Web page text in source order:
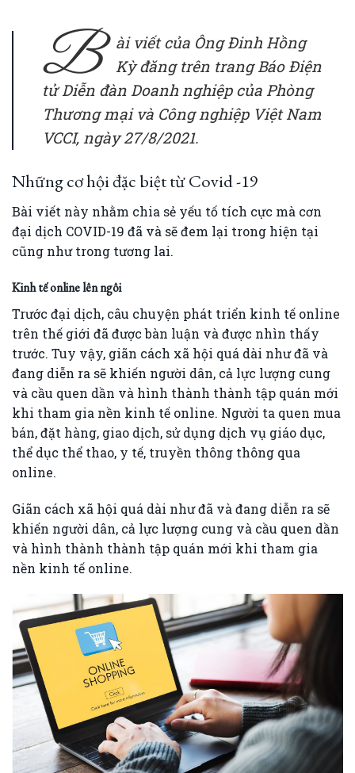
B
ài viết của Ông Đinh Hồng
Kỳ đăng trên trang Báo Điện
tử Diễn đàn Doanh nghiệp của Phòng
Thương mại và Công nghiệp Việt Nam
VCCI, ngày 27/8/2021.
Những cơ hội đặc biệt từ Covid -19
Bài viết này nhằm chia sẻ yếu tố tích cực mà cơn
đại dịch COVID-19 đã và sẽ đem lại trong hiện tại
cũng như trong tương lai.
Kinh tế online lên ngôi
Trước đại dịch, câu chuyện phát triển kinh tế online
trên thế giới đã được bàn luận và được nhìn thấy
trước. Tuy vậy, giãn cách xã hội quá dài như đã và
đang diễn ra sẽ khiến người dân, cả lực lượng cung
và cầu quen dần và hình thành thành tập quán mới
khi tham gia nền kinh tế online. Người ta quen mua
bán, đặt hàng, giao dịch, sử dụng dịch vụ giáo dục,
thể dục thể thao, y tế, truyền thông thông qua
online.
Giãn cách xã hội quá dài như đã và đang diễn ra sẽ
khiến người dân, cả lực lượng cung và cầu quen dần
và hình thành thành tập quán mới khi tham gia
nền kinh tế online.